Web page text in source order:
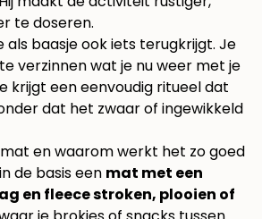
te doseren.
als baasje ook iets terugkrijgt. Je
verzinnen wat je nu weer met je
krijgt een eenvoudig ritueel dat
dat het zwaar of ingewikkeld
en waarom werkt het zo goed
de basis een mat met een
en fleece stroken, plooien of